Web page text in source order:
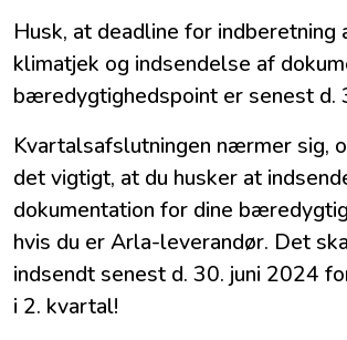
Husk, at deadline for indberetning
klimatjek og indsendelse af
bæredygtighedspoint er senest d.
Kvartalsafslutningen nærmer sig,
det vigtigt, at du husker at
dokumentation for dine
hvis du er Arla-leverandør. Det
indsendt senest d. 30. juni 2024
i 2. kvartal!